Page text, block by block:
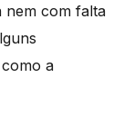
nem com falta
a